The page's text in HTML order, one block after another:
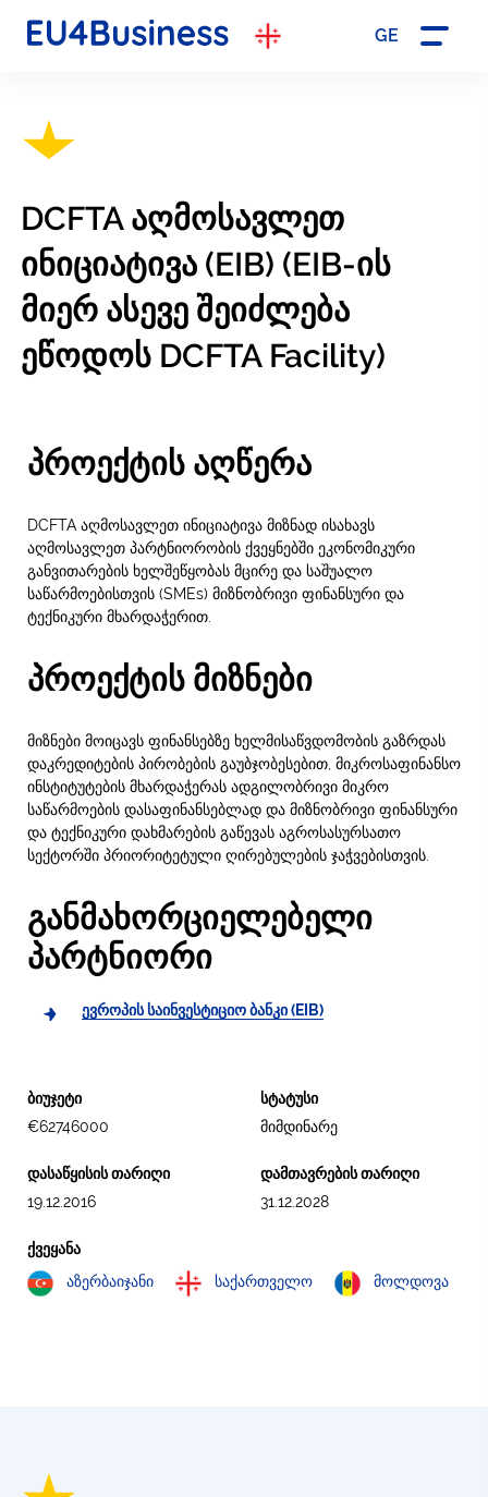
DCFTA აღმოსავლეთ
ინიციატივა (EIB) (EIB-ის
მიერ ასევე შეიძლება
ეწოდოს DCFTA Facility)
პროექტის აღწერა
DCFTA აღმოსავლეთ ინიციატივა მიზნად ისახავს
აღმოსავლეთ პარტნიორობის ქვეყნებში ეკონომიკური
განვითარების ხელშეწყობას მცირე და საშუალო
საწარმოებისთვის (SMEs) მიზნობრივი ფინანსური და
ტექნიკური მხარდაჭერით.
პროექტის მიზნები
მიზნები მოიცავს ფინანსებზე ხელმისაწვდომობის გაზრდას
დაკრედიტების პირობების გაუბჯობესებით, მიკროსაფინანსო
ინსტიტუტების მხარდაჭერას ადგილობრივი მიკრო
საწარმოების დასაფინანსებლად და მიზნობრივი ფინანსური
და ტექნიკური დახმარების გაწევას აგროსასურსათო
სექტორში პრიორიტეტული ღირებულების ჯაჭვებისთვის.
განმახორციელებელი
პარტნიორი
ევროპის საინვესტიციო ბანკი (EIB)
ბიუჯეტი
€62746000
სტატუსი
მიმდინარე
დასაწყისის თარიღი
19.12.2016
დამთავრების თარიღი
31.12.2028
ქვეყანა
აზერბაიჯანი
საქართველო მოლდოვა
GE